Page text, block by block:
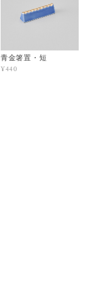
青金箸置・短
¥440